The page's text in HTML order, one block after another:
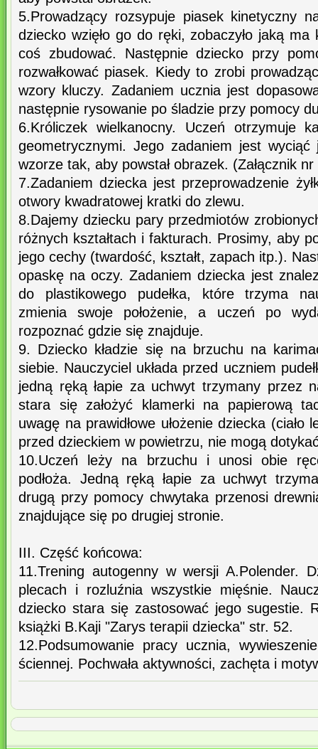
5.Prowadzący rozsypuje piasek kinetyczny
dziecko wzięło go do ręki, zobaczyło jaką ma
coś zbudować. Następnie dziecko przy
rozwałkować piasek. Kiedy to zrobi
wzory kluczy. Zadaniem ucznia jest
następnie rysowanie po śladzie przy pomocy
6.Króliczek wielkanocny. Uczeń otrzymuje
geometrycznymi. Jego zadaniem jest
wzorze tak, aby powstał obrazek. (Załącznik nr
7.Zadaniem dziecka jest przeprowadzenie
otwory kwadratowej kratki do zlewu.
8.Dajemy dziecku pary przedmiotów
różnych kształtach i fakturach. Prosimy, aby
jego cechy (twardość, kształt, zapach itp.).
opaskę na oczy. Zadaniem dziecka jest
do plastikowego pudełka, które trzyma
zmienia swoje położenie, a uczeń po
rozpoznać gdzie się znajduje.
9. Dziecko kładzie się na brzuchu na
siebie. Nauczyciel układa przed uczniem
jedną ręką łapie za uchwyt trzymany przez
stara się założyć klamerki na papierową
uwagę na prawidłowe ułożenie dziecka (ciało
przed dzieckiem w powietrzu, nie mogą
10.Uczeń leży na brzuchu i unosi obie
podłoża. Jedną ręką łapie za uchwyt
drugą przy pomocy chwytaka przenosi
znajdujące się po drugiej stronie.
III. Część końcowa:
11.Trening autogenny w wersji A.Polender.
plecach i rozluźnia wszystkie mięśnie.
dziecko stara się zastosować jego sugestie.
książki B.Kaji "Zarys terapii dziecka" str. 52.
12.Podsumowanie pracy ucznia,
ściennej. Pochwała aktywności, zachęta i